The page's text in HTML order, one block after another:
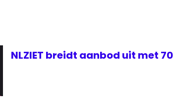
NLZIET breidt aanbod uit met